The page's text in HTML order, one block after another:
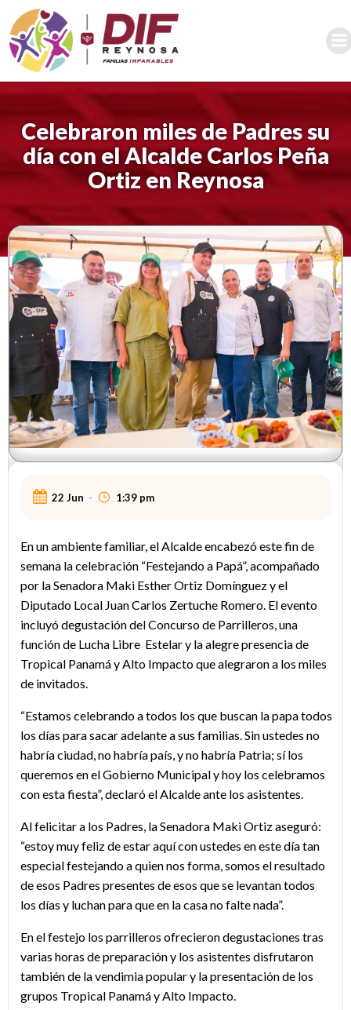
al
contenido
Celebraron miles de Padres su
día con el Alcalde Carlos Peña
Ortiz en Reynosa
22 Jun - 1:39 pm
En un ambiente familiar, el Alcalde encabezó este fin de
semana la celebración “Festejando a Papá”, acompañado
por la Senadora Maki Esther Ortiz Domínguez y el
Diputado Local Juan Carlos Zertuche Romero. El evento
incluyó degustación del Concurso de Parrilleros, una
función de Lucha Libre Estelar y la alegre presencia de
Tropical Panamá y Alto Impacto que alegraron a los miles
de invitados.
“Estamos celebrando a todos los que buscan la papa todos
los días para sacar adelante a sus familias. Sin ustedes no
habría ciudad, no habría país, y no habría Patria; sí los
queremos en el Gobierno Municipal y hoy los celebramos
con esta fiesta”, declaró el Alcalde ante los asistentes.
Al felicitar a los Padres, la Senadora Maki Ortiz aseguró:
“estoy muy feliz de estar aquí con ustedes en este día tan
especial festejando a quien nos forma, somos el resultado
de esos Padres presentes de esos que se levantan todos
los días y luchan para que en la casa no falte nada”.
En el festejo los parrilleros ofrecieron degustaciones tras
varias horas de preparación y los asistentes disfrutaron
también de la vendimia popular y la presentación de los
grupos Tropical Panamá y Alto Impacto.